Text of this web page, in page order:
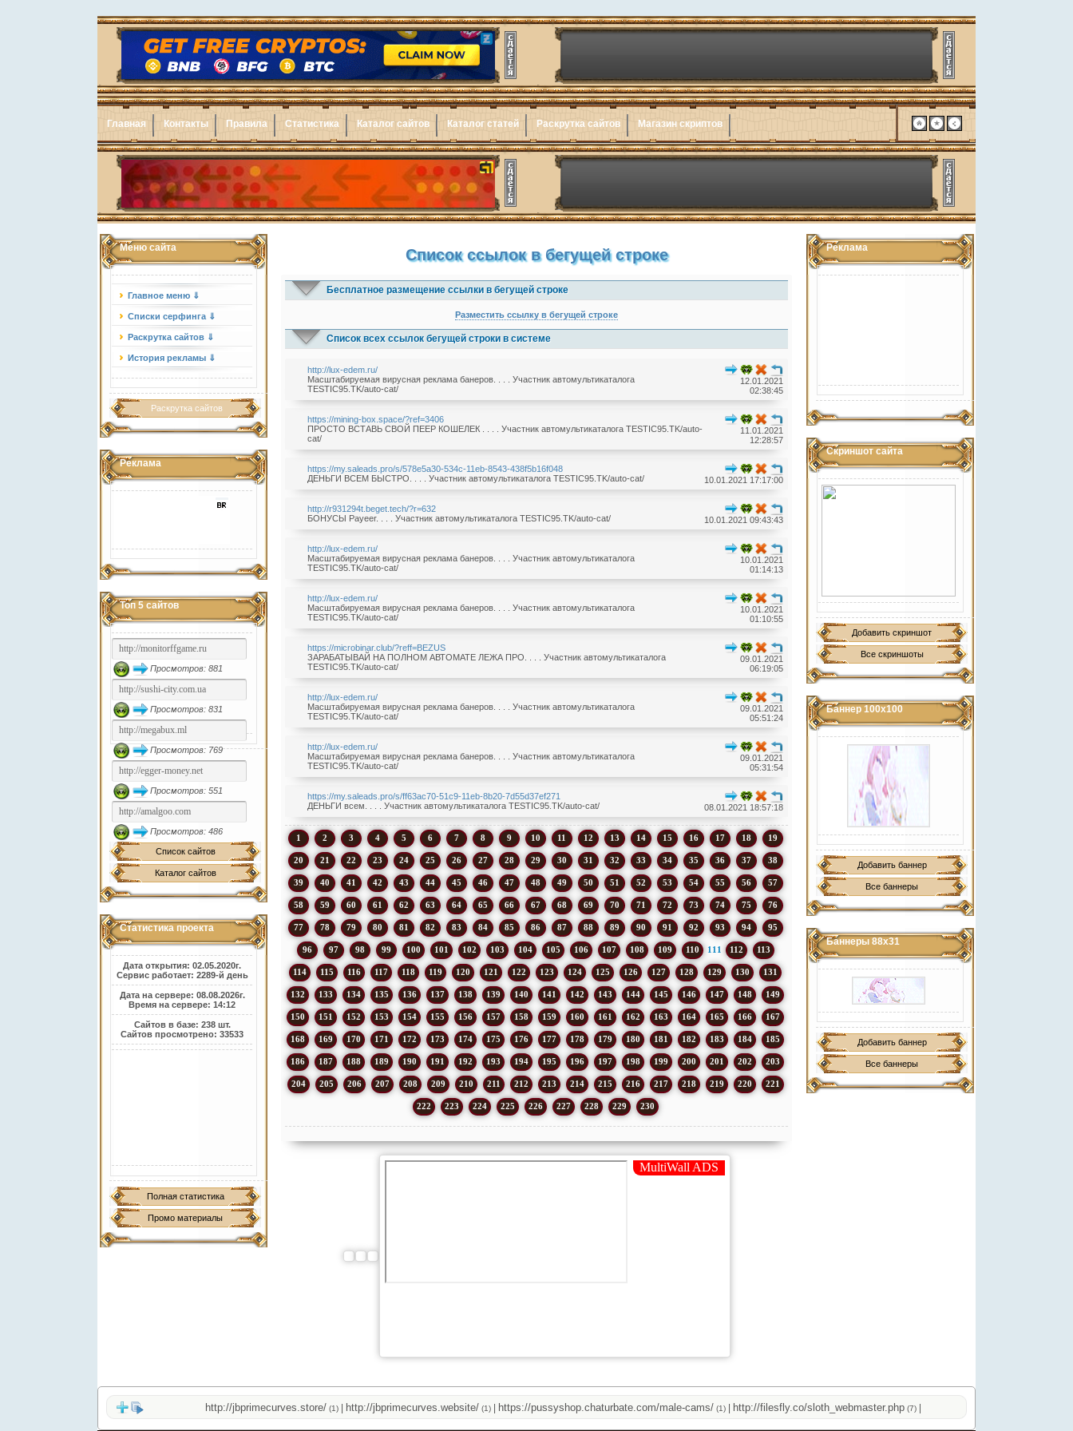
Главная Контакты Правила Статистика Каталог сайтов Каталог статей Раскрутка сайтов Магазин скриптов
Меню сайта
Главное меню ⇓
Списки серфинга ⇓
Раскрутка сайтов ⇓
История рекламы ⇓
Раскрутка сайтов
Реклама
Топ 5 сайтов
Просмотров: 881
Просмотров: 831
Просмотров: 769
Просмотров: 551
Просмотров: 486
Список сайтов
Каталог сайтов
Статистика проекта
Дата открытия: 02.05.2020г.
Сервис работает: 2289-й день
Дата на сервере: 08.08.2026г.
Время на сервере: 14:12
Сайтов в базе: 238 шт.
Сайтов просмотрено: 33533
Полная статистика
Промо материалы
Реклама
Скриншот сайта
Добавить скриншот
Все скриншоты
Баннер 100х100
Добавить баннер
Все баннеры
Баннеры 88х31
Добавить баннер
Все баннеры
Список ссылок в бегущей строке
Бесплатное размещение ссылки в бегущей строке
Разместить ссылку в бегущей строке
Список всех ссылок бегущей строки в системе
http://lux-edem.ru/
Масштабируемая вирусная реклама банеров. . . . Участник автомультикаталога
TESTIC95.TK/auto-cat/
12.01.2021
02:38:45
https://mining-box.space/?ref=3406
ПРОСТО ВСТАВЬ СВОЙ ПЕЕР КОШЕЛЕК . . . . Участник автомультикаталога TESTIC95.TK/auto-
cat/
11.01.2021
12:28:57
https://my.saleads.pro/s/578e5a30-534c-11eb-8543-438f5b16f048
ДЕНЬГИ ВСЕМ БЫСТРО. . . . Участник автомультикаталога TESTIC95.TK/auto-cat/
10.01.2021 17:17:00
http://r931294t.beget.tech/?r=632
БОНУСЫ Payeer. . . . Участник автомультикаталога TESTIC95.TK/auto-cat/
10.01.2021 09:43:43
http://lux-edem.ru/
Масштабируемая вирусная реклама банеров. . . . Участник автомультикаталога
TESTIC95.TK/auto-cat/
10.01.2021
01:14:13
http://lux-edem.ru/
Масштабируемая вирусная реклама банеров. . . . Участник автомультикаталога
TESTIC95.TK/auto-cat/
10.01.2021
01:10:55
https://microbinar.club/?reff=BEZUS
ЗАРАБАТЫВАЙ НА ПОЛНОМ АВТОМАТЕ ЛЕЖА ПРО. . . . Участник автомультикаталога
TESTIC95.TK/auto-cat/
09.01.2021
06:19:05
http://lux-edem.ru/
Масштабируемая вирусная реклама банеров. . . . Участник автомультикаталога
TESTIC95.TK/auto-cat/
09.01.2021
05:51:24
http://lux-edem.ru/
Масштабируемая вирусная реклама банеров. . . . Участник автомультикаталога
TESTIC95.TK/auto-cat/
09.01.2021
05:31:54
https://my.saleads.pro/s/ff63ac70-51c9-11eb-8b20-7d55d37ef271
ДЕНЬГИ всем. . . . Участник автомультикаталога TESTIC95.TK/auto-cat/
08.01.2021 18:57:18
1 2 3 4 5 6 7 8 9 10 11 12 13 14 15 16 17 18 19
20 21 22 23 24 25 26 27 28 29 30 31 32 33 34 35 36 37 38
39 40 41 42 43 44 45 46 47 48 49 50 51 52 53 54 55 56 57
58 59 60 61 62 63 64 65 66 67 68 69 70 71 72 73 74 75 76
77 78 79 80 81 82 83 84 85 86 87 88 89 90 91 92 93 94 95
96 97 98 99 100 101 102 103 104 105 106 107 108 109 110 111 112 113
114 115 116 117 118 119 120 121 122 123 124 125 126 127 128 129 130 131
132 133 134 135 136 137 138 139 140 141 142 143 144 145 146 147 148 149
150 151 152 153 154 155 156 157 158 159 160 161 162 163 164 165 166 167
168 169 170 171 172 173 174 175 176 177 178 179 180 181 182 183 184 185
186 187 188 189 190 191 192 193 194 195 196 197 198 199 200 201 202 203
204 205 206 207 208 209 210 211 212 213 214 215 216 217 218 219 220 221
222 223 224 225 226 227 228 229 230
http://jbprimecurves.store/(1)|http://jbprimecurves.website/(1)|https://pussyshop.chaturbate.com/male-cams/(1)|http://filesfly.co/sloth_webmaster.php(7)|http://onlinevideos.cc/top.php